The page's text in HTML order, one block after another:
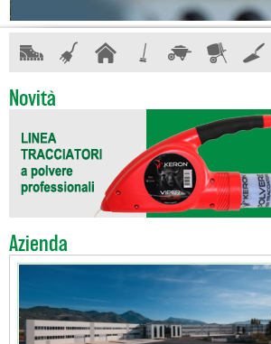
Novità
Azienda